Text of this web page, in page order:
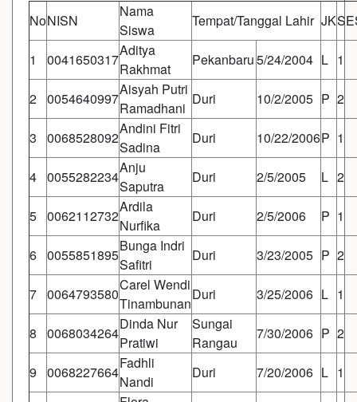
NoNISN
Nama
Siswa
Tempat/Tanggal Lahir JK
1 0041650317
Aditya
Rakhmat
Pekanbaru5/24/2004 L 1
2 0054640997
Aisyah Putri
Ramadhani
Duri 10/2/2005 P 2
3 0068528092
Andini Fitri
Sadina
Duri 10/22/2006P 1
4 0055282234
Anju
Saputra
Duri 2/5/2005 L 2
5 0062112732
Ardila
Nurfika
Duri 2/5/2006 P 1
6 0055851895
Bunga Indri
Safitri
Duri 3/23/2005 P 2
7 0064793580
Carel Wendi
Tinambunan
Duri 3/25/2006 L 1
8 0068034264
Dinda Nur
Pratiwi
Sungai
Rangau
7/30/2006 P 2
9 0068227664
Fadhli
Nandi
Duri 7/20/2006 L 1